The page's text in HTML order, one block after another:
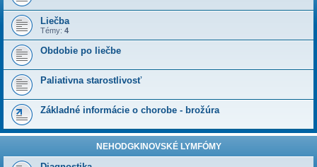
Liečba
Témy: 4
Obdobie po liečbe
Paliativna starostlivosť
Základné informácie o chorobe - brožúra
NEHODGKINOVSKÉ LYMFÓMY